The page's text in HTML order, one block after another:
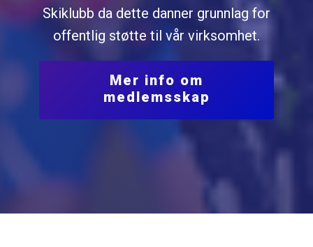
Skiklubb da dette danner grunnlag for
offentlig støtte til vår virksomhet.
Mer info om
medlemsskap